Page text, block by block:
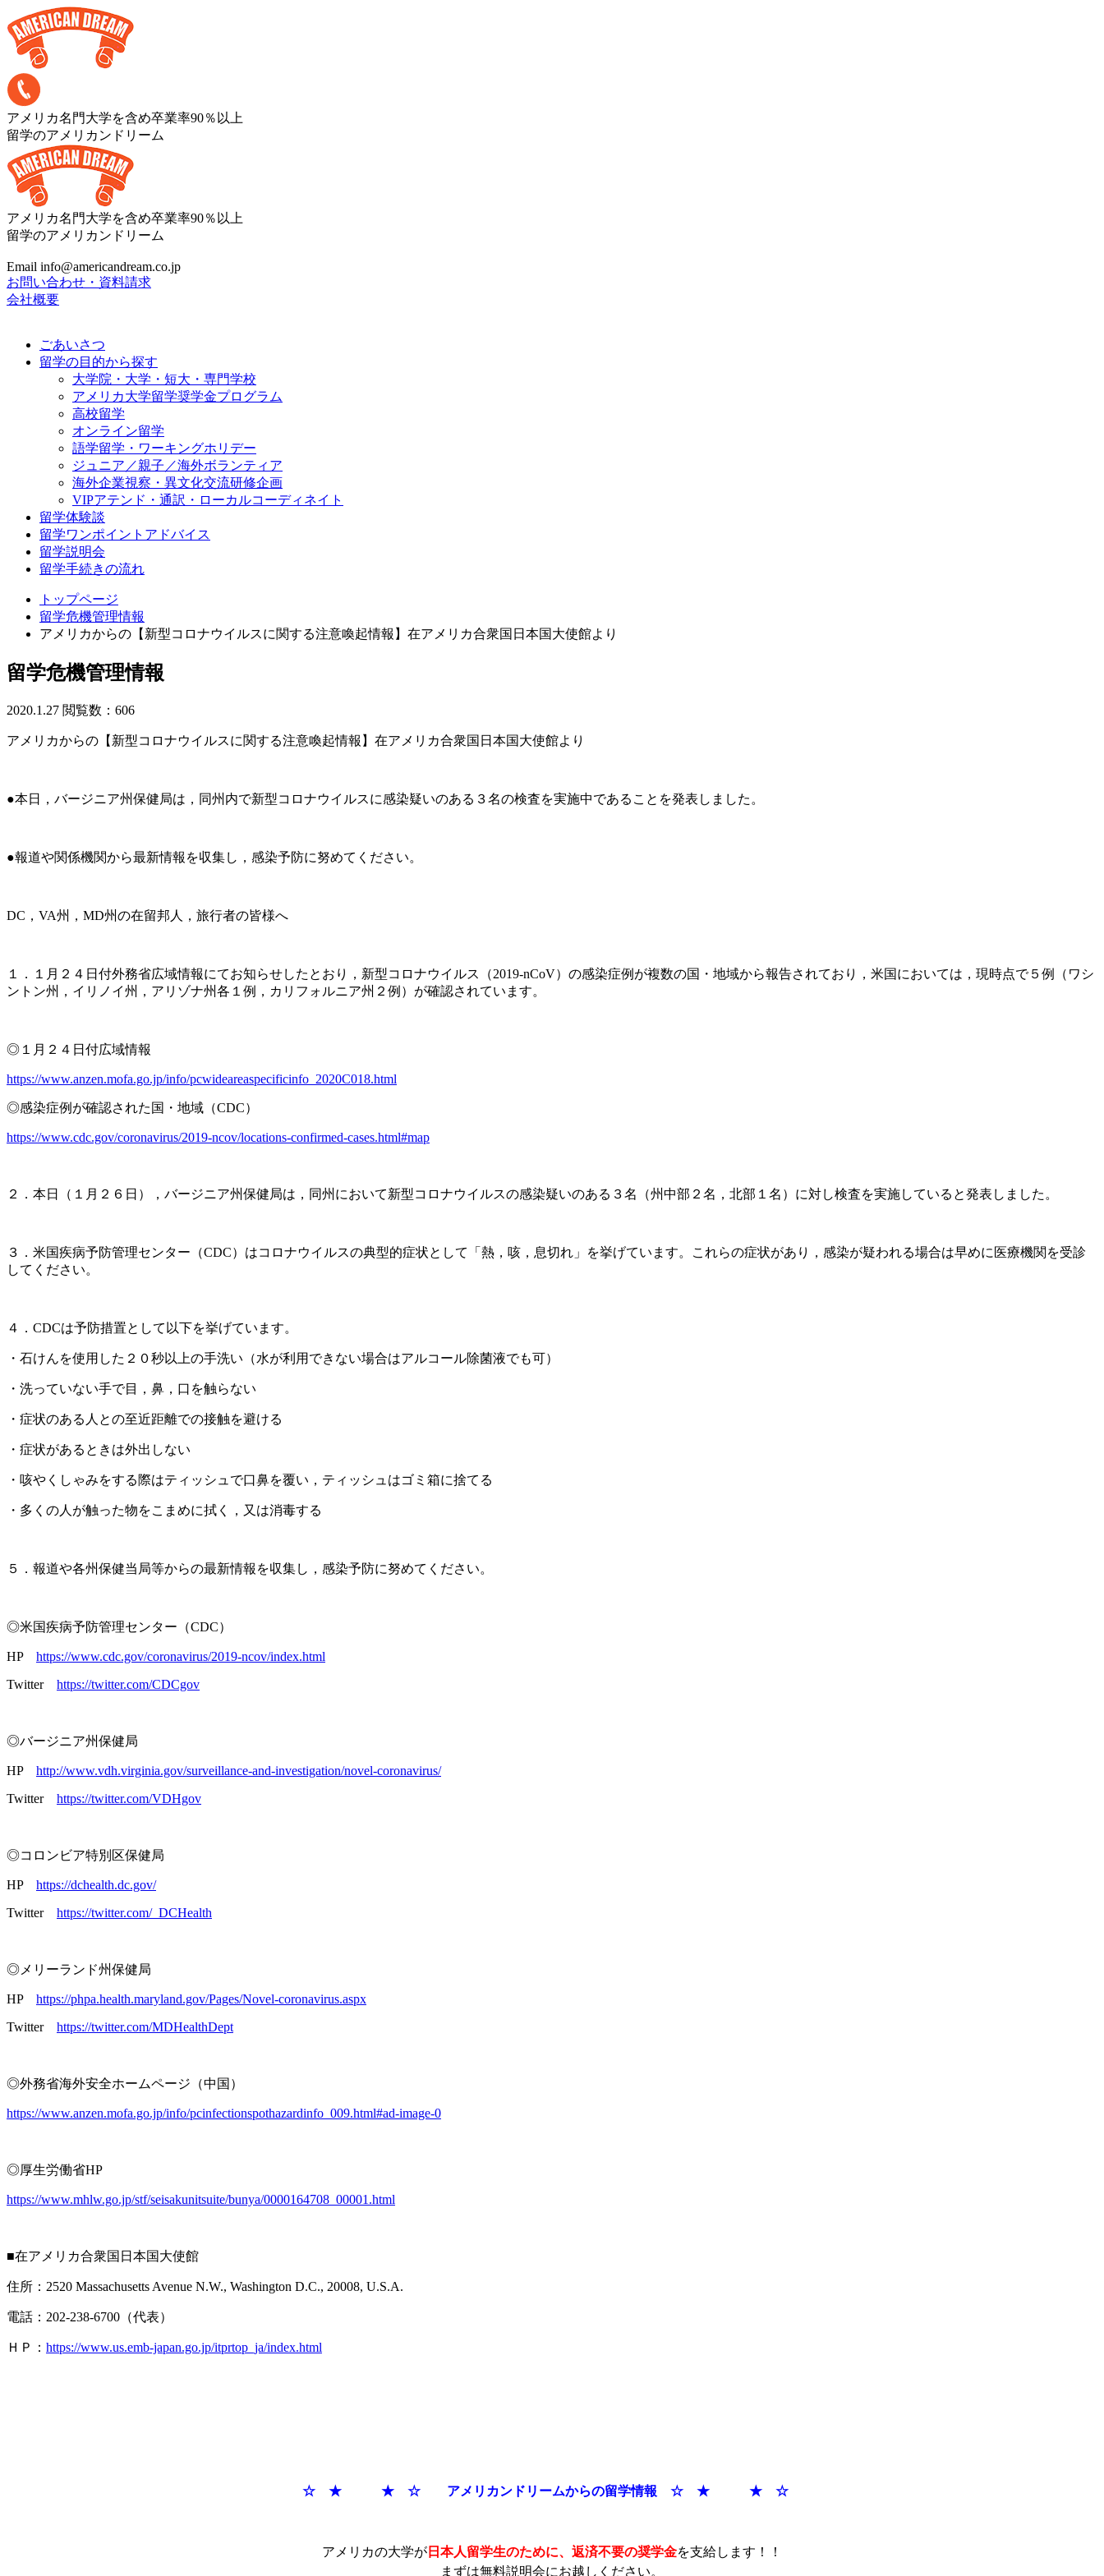
アメリカ名門大学を含め卒業率90％以上
留学のアメリカンドリーム
アメリカ名門大学を含め卒業率90％以上
留学のアメリカンドリーム
Email info@americandream.co.jp
お問い合わせ・資料請求
会社概要
ごあいさつ
留学の目的から探す
大学院・大学・短大・専門学校
アメリカ大学留学奨学金プログラム
高校留学
オンライン留学
語学留学・ワーキングホリデー
ジュニア／親子／海外ボランティア
海外企業視察・異文化交流研修企画
VIPアテンド・通訳・ローカルコーディネイト
留学体験談
留学ワンポイントアドバイス
留学説明会
留学手続きの流れ
トップページ
留学危機管理情報
アメリカからの【新型コロナウイルスに関する注意喚起情報】在アメリカ合衆国日本国大使館より
留学危機管理情報
2020.1.27 閲覧数：606
アメリカからの【新型コロナウイルスに関する注意喚起情報】在アメリカ合衆国日本国大使館より
●本日，バージニア州保健局は，同州内で新型コロナウイルスに感染疑いのある３名の検査を実施中であることを発表しました。
●報道や関係機関から最新情報を収集し，感染予防に努めてください。
DC，VA州，MD州の在留邦人，旅行者の皆様へ
１．１月２４日付外務省広域情報にてお知らせしたとおり，新型コロナウイルス（2019-nCoV）の感染症例が複数の国・地域から報告されており，米国においては，現時点で５例（ワシ
ントン州，イリノイ州，アリゾナ州各１例，カリフォルニア州２例）が確認されています。
◎１月２４日付広域情報
https://www.anzen.mofa.go.jp/info/pcwideareaspecificinfo_2020C018.html
◎感染症例が確認された国・地域（CDC）
https://www.cdc.gov/coronavirus/2019-ncov/locations-confirmed-cases.html#map
２．本日（１月２６日），バージニア州保健局は，同州において新型コロナウイルスの感染疑いのある３名（州中部２名，北部１名）に対し検査を実施していると発表しました。
３．米国疾病予防管理センター（CDC）はコロナウイルスの典型的症状として「熱，咳，息切れ」を挙げています。これらの症状があり，感染が疑われる場合は早めに医療機関を受診
してください。
４．CDCは予防措置として以下を挙げています。
・石けんを使用した２０秒以上の手洗い（水が利用できない場合はアルコール除菌液でも可）
・洗っていない手で目，鼻，口を触らない
・症状のある人との至近距離での接触を避ける
・症状があるときは外出しない
・咳やくしゃみをする際はティッシュで口鼻を覆い，ティッシュはゴミ箱に捨てる
・多くの人が触った物をこまめに拭く，又は消毒する
５．報道や各州保健当局等からの最新情報を収集し，感染予防に努めてください。
◎米国疾病予防管理センター（CDC）
HP https://www.cdc.gov/coronavirus/2019-ncov/index.html
Twitter https://twitter.com/CDCgov
◎バージニア州保健局
HP http://www.vdh.virginia.gov/surveillance-and-investigation/novel-coronavirus/
Twitter https://twitter.com/VDHgov
◎コロンビア特別区保健局
HP https://dchealth.dc.gov/
Twitter https://twitter.com/_DCHealth
◎メリーランド州保健局
HP https://phpa.health.maryland.gov/Pages/Novel-coronavirus.aspx
Twitter https://twitter.com/MDHealthDept
◎外務省海外安全ホームページ（中国）
https://www.anzen.mofa.go.jp/info/pcinfectionspothazardinfo_009.html#ad-image-0
◎厚生労働省HP
https://www.mhlw.go.jp/stf/seisakunitsuite/bunya/0000164708_00001.html
■在アメリカ合衆国日本国大使館
住所：2520 Massachusetts Avenue N.W., Washington D.C., 20008, U.S.A.
電話：202-238-6700（代表）
ＨＰ： https://www.us.emb-japan.go.jp/itprtop_ja/index.html
☆ ★ ★ ☆ アメリカンドリームからの留学情報 ☆ ★ ★ ☆
アメリカの大学が 日本人留学生のために、返済不要の奨学金を支給します！！
まずは無料説明会にお越しください。